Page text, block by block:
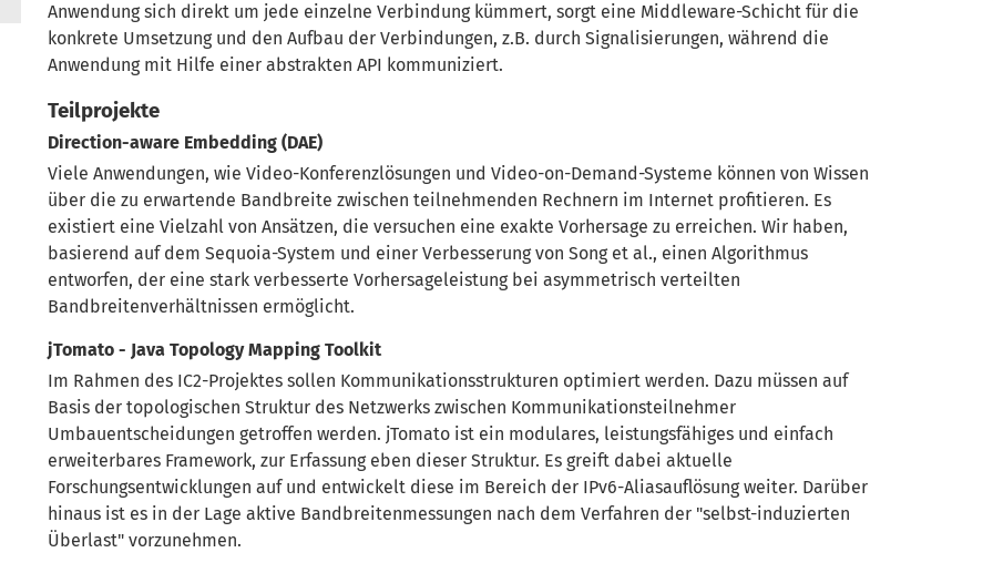
Anwendung sich direkt um jede einzelne Verbindung kümmert, sorgt eine Middleware-Schicht für die
konkrete Umsetzung und den Aufbau der Verbindungen, z.B. durch Signalisierungen, während die
Anwendung mit Hilfe einer abstrakten API kommuniziert.
Teilprojekte
Direction-aware Embedding (DAE)
Viele Anwendungen, wie Video-Konferenzlösungen und Video-on-Demand-Systeme können von Wissen
über die zu erwartende Bandbreite zwischen teilnehmenden Rechnern im Internet profitieren. Es
existiert eine Vielzahl von Ansätzen, die versuchen eine exakte Vorhersage zu erreichen. Wir haben,
basierend auf dem Sequoia-System und einer Verbesserung von Song et al., einen Algorithmus
entworfen, der eine stark verbesserte Vorhersageleistung bei asymmetrisch verteilten
Bandbreitenverhältnissen ermöglicht.
jTomato - Java Topology Mapping Toolkit
Im Rahmen des IC2-Projektes sollen Kommunikationsstrukturen optimiert werden. Dazu müssen auf
Basis der topologischen Struktur des Netzwerks zwischen Kommunikationsteilnehmer
Umbauentscheidungen getroffen werden. jTomato ist ein modulares, leistungsfähiges und einfach
erweiterbares Framework, zur Erfassung eben dieser Struktur. Es greift dabei aktuelle
Forschungsentwicklungen auf und entwickelt diese im Bereich der IPv6-Aliasauflösung weiter. Darüber
hinaus ist es in der Lage aktive Bandbreitenmessungen nach dem Verfahren der "selbst-induzierten
Überlast" vorzunehmen.